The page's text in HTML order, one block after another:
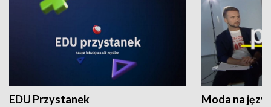
EDU Przystanek Moda na